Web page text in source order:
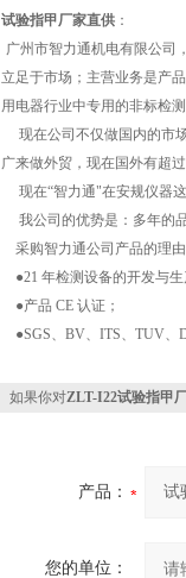
试验指甲厂家直供 ：
广州市智力通机电有限公司
立足于市场；主营业务是产
用电器行业中专用的非标检
现在公司不仅做国内的市
广来做外贸，现在国外有超
现在“智力通"在安规仪器
我公司的优势是：多年的
采购智力通公司产品的理
●21 年检测设备的开发与
●产品 CE 认证；
●SGS、BV、ITS、TUV、
如果你对ZLT-I22试验指甲
产品：
您的单位：